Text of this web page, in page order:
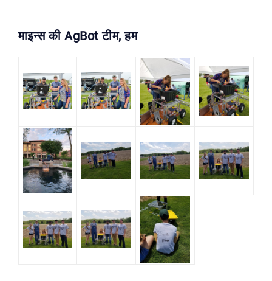
माइन्स की AgBot टीम, हम